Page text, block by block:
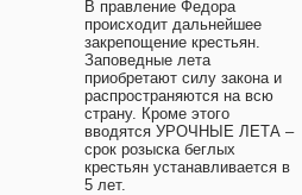
В правление Федора
происходит дальнейшее
закрепощение крестьян.
Заповедные лета
приобретают силу закона и
распространяются на всю
страну. Кроме этого
вводятся УРОЧНЫЕ ЛЕТА –
срок розыска беглых
крестьян устанавливается в
5 лет.